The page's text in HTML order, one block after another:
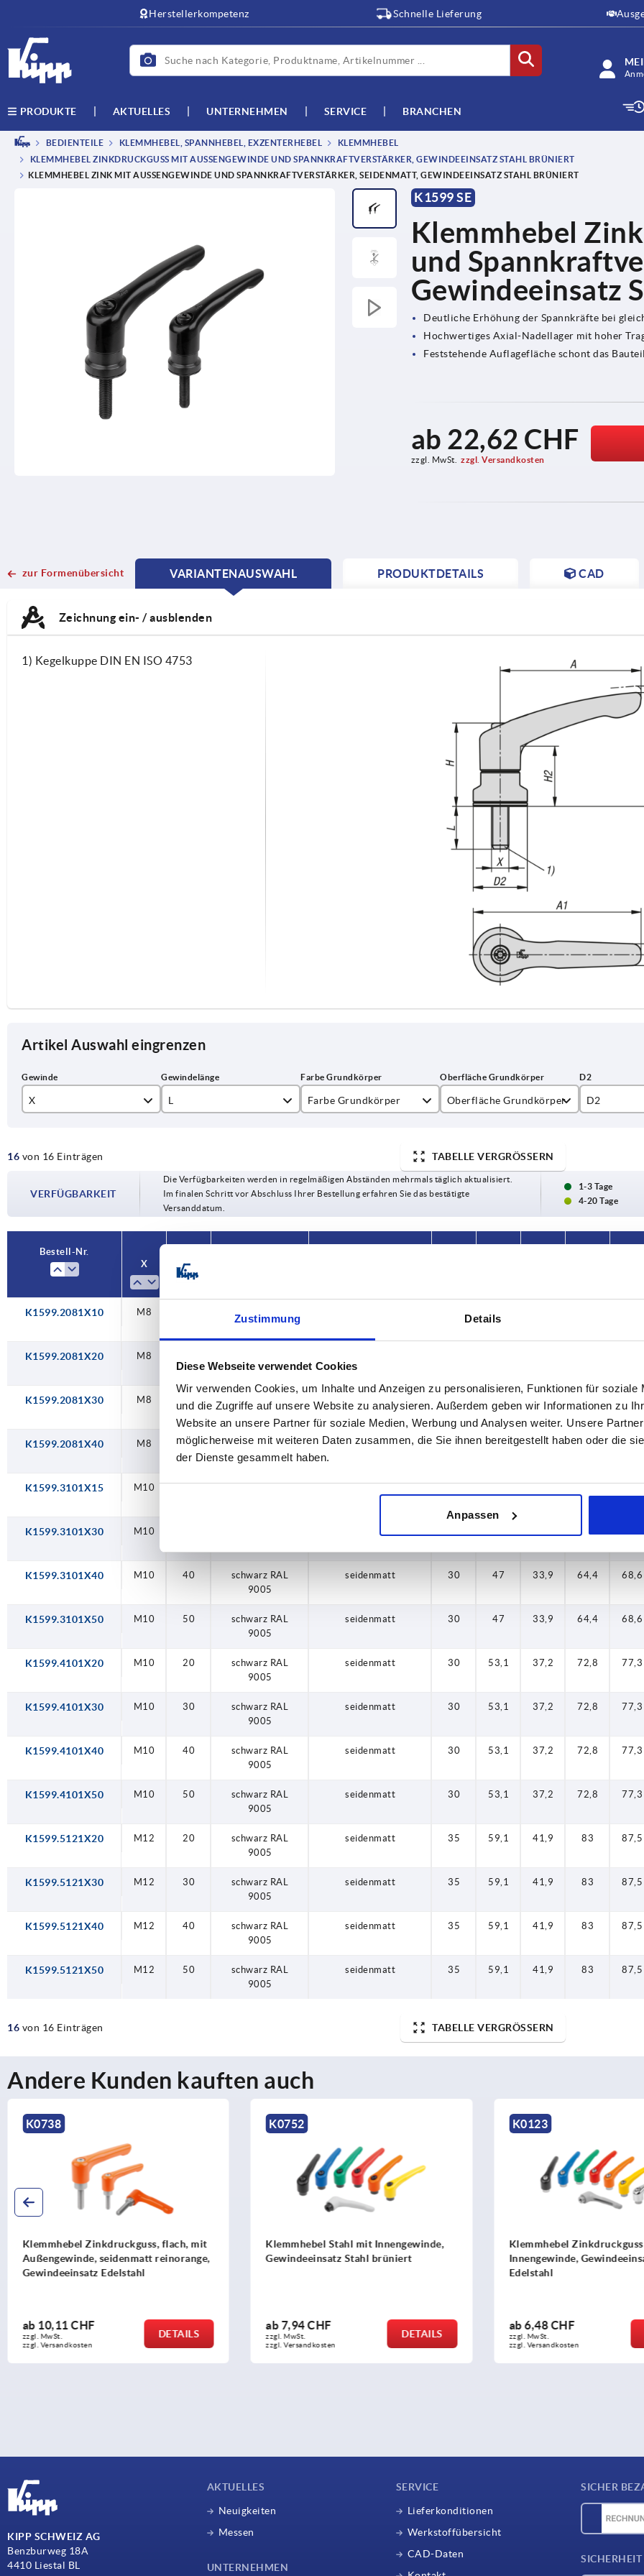
Zustimmung Details
Diese Webseite verwendet Cookies
Wir verwenden Cookies, um Inhalte und Anzeigen zu personalisieren, Funktionen für soziale
und die Zugriffe auf unsere Website zu analysieren. Außerdem geben wir Informationen zu
Website an unsere Partner für soziale Medien, Werbung und Analysen weiter. Unsere
möglicherweise mit weiteren Daten zusammen, die Sie ihnen bereitgestellt haben oder die
der Dienste gesammelt haben.
Anpassen
Herstellerkompetenz Schnelle Lieferung
PRODUKTE AKTUELLES UNTERNEHMEN SERVICE BRANCHEN
BEDIENTEILE KLEMMHEBEL, SPANNHEBEL, EXZENTERHEBEL
KLEMMHEBEL
KLEMMHEBEL ZINKDRUCKGUSS MIT AUSSENGEWINDE UND SPANNKRAFTVERSTÄRKER, GEWINDEEINSATZ STAHL BRÜNIERT
KLEMMHEBEL ZINK MIT AUSSENGEWINDE UND SPANNKRAFTVERSTÄRKER, SEIDENMATT, GEWINDEEINSATZ STAHL BRÜNIERT
K1599 SE
Klemmhebel
und
Gewindeeinsatz
Deutliche Erhöhung der Spannkräfte bei
Hochwertiges Axial-Nadellager mit hoher
Feststehende Auflagefläche schont das Bauteil
ab 22,62 CHF
zzgl. MwSt. zzgl. Versandkosten
zur Formenübersicht
VARIANTENAUSWAHL
CURRENT
CURRENT
PRODUKTDETAILS CAD
Zeichnung ein- / ausblenden
1) Kegelkuppe DIN EN ISO 4753
Artikel Auswahl eingrenzen
X
M10
L
30
40
Farbe Grundkörper Oberfläche Grundkörper D2
35
16 von 16 Einträgen TABELLE VERGRÖSSERN
VERFÜGBARKEIT
Die Verfügbarkeiten werden in regelmäßigen Abständen mehrmals täglich aktualisiert.
Im finalen Schritt vor Abschluss Ihrer Bestellung erfahren Sie das bestätigte
Versanddatum.
1-3 Tage
4-20 Tage
Bestell-Nr.
X
L
K1599.2081X10 M8
schwarz RAL
38,5
K1599.2081X20 M8
9005
K1599.2081X30 M8 30
schwarz RAL
seidenmatt 25 38,5 27,7 52,6 55,6
K1599.2081X40 M8 40
schwarz RAL
9005
seidenmatt 25 38,5 27,7 52,6 55,6
K1599.3101X15 M10
K1599.3101X30 M10 seidenmatt 64,4
K1599.3101X40 M10 40
schwarz RAL
9005
seidenmatt 30 47 33,9 64,4 68,6
K1599.3101X50 M10 50
schwarz RAL
9005
seidenmatt 30 47 33,9 64,4 68,6
K1599.4101X20 M10 20
schwarz RAL
9005
seidenmatt 30 53,1 37,2 72,8 77,3
K1599.4101X30 M10 30
schwarz RAL
9005
seidenmatt 30 53,1 37,2 72,8 77,3
K1599.4101X40 M10 40
schwarz RAL
9005
seidenmatt 30 53,1 37,2 72,8 77,3
K1599.4101X50 M10 50
schwarz RAL
9005
seidenmatt 30 53,1 37,2 72,8 77,3
K1599.5121X20 M12 20
schwarz RAL
9005
seidenmatt 35 59,1 41,9 83 87,5
K1599.5121X30 M12 30
schwarz RAL
9005
seidenmatt 35 59,1 41,9 83 87,5
K1599.5121X40 M12 40
schwarz RAL
9005
seidenmatt 35 59,1 41,9 83 87,5
K1599.5121X50 M12 50
schwarz RAL
9005
seidenmatt 35 59,1 41,9 83 87,5
16 von 16 Einträgen TABELLE VERGRÖSSERN
Andere Kunden kauften auch
K0738
Klemmhebel Zinkdruckguss, flach, mit
Außengewinde, seidenmatt reinorange,
Gewindeeinsatz Edelstahl
ab 10,11 CHF
zzgl. MwSt.
zzgl. Versandkosten
DETAILS
K0752
Klemmhebel Stahl mit Innengewinde,
Gewindeeinsatz Stahl brüniert
ab7,94 CHF
zzgl. MwSt.
zzgl. Versandkosten
DETAILS
K0123
Klemmhebel
Innengewinde,
Edelstahl
ab6,48 CHF
zzgl. MwSt.
zzgl. Versandkosten
KIPP SCHWEIZ AG
Benzburweg 18A
4410 Liestal BL
AKTUELLES
Neuigkeiten
Messen
UNTERNEHMEN
SERVICE
Lieferkonditionen
Werkstoffübersicht
CAD-Daten
SICHER